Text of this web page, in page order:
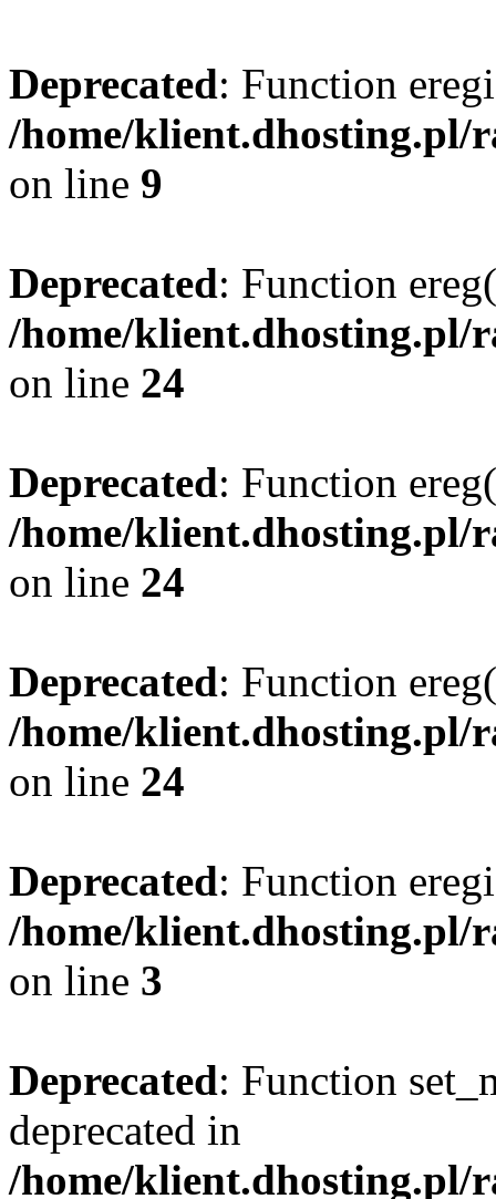
Deprecated: Function
/home/klient.dhosting.pl/
on line 9
Deprecated: Function
/home/klient.dhosting.pl/
on line 24
Deprecated: Function
/home/klient.dhosting.pl/
on line 24
Deprecated: Function
/home/klient.dhosting.pl/
on line 24
Deprecated: Function
/home/klient.dhosting.pl/
on line 3
Deprecated: Function
deprecated in
/home/klient.dhosting.pl/